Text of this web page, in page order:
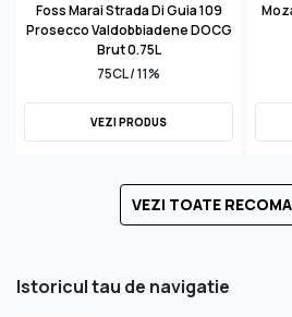
Foss Marai Strada Di Guia 109
Prosecco Valdobbiadene DOCG
Brut 0.75L
75CL / 11%
VEZI PRODUS
VEZI TOATE
Istoricul tau de navigatie